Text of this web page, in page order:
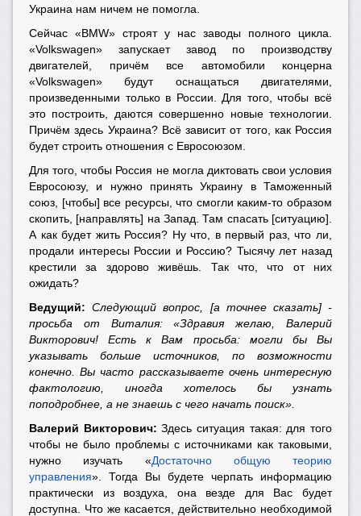
Украина нам ничем не помогла.
Сейчас «BMW» строят у нас заводы полного цикла.
«Volkswagen» запускает завод по производству
двигателей, причём все автомобили концерна
«Volkswagen» будут оснащаться двигателями,
произведенными только в России. Для того, чтобы всё
это построить, даются совершенно новые технологии.
Причём здесь Украина? Всё зависит от того, как Россия
будет строить отношения с Евросоюзом.
Для того, чтобы Россия не могла диктовать свои условия
Евросоюзу, и нужно принять Украину в Таможенный
союз, [чтобы] все ресурсы, что смогли каким-то образом
скопить, [направлять] на Запад. Там спасать [ситуацию].
А как будет жить Россия? Ну что, в первый раз, что ли,
продали интересы России и Россию? Тысячу лет назад
крестили за здорово живёшь. Так что, что от них
ожидать?
Ведущий: Следующий вопрос, [а точнее сказать] -
просьба от Виталия: «Здравия желаю, Валерий
Викторович! Есть к Вам просьба: могли бы Вы
указывать больше источников, по возможности
конечно. Вы часто рассказываете очень интересную
фактологию, иногда хотелось бы узнать
поподробнее, а не знаешь с чего начать поиск».
Валерий Викторович: Здесь ситуация такая: для того
чтобы не было проблемы с источниками как таковыми,
нужно изучать «Достаточно общую теорию
управления». Тогда Вы будете черпать информацию
практически из воздуха, она везде для Вас будет
доступна. Что же касается, действительно необходимой